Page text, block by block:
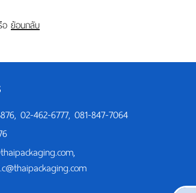
ย้อนกลับ
02-462-6777, 081-847-7064
,